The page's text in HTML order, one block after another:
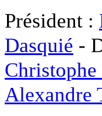
Président :
Dasquié -
Alexandre